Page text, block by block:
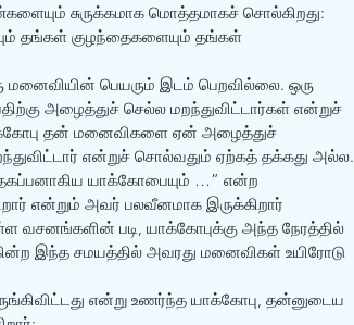
சுருக்கமாக மொத்தமாகச் சொல்கிறது:
தங்கள் குழந்தைகளையும் தங்கள்
மனைவியின் பெயரும் இடம் பெறவில்லை. ஒரு
அழைத்துச் செல்ல மறந்துவிட்டார்கள் என்றுச்
தன் மனைவிகளை ஏன் அழைத்துச்
என்றுச் சொல்வதும் ஏற்கத் தக்கது அல்ல.
யாக்கோபையும் …” என்ற
என்றும் அவர் பலவீனமாக இருக்கிறார்
வசனங்களின் படி, யாக்கோபுக்கு அந்த நேரத்தில்
இந்த சமயத்தில் அவரது மனைவிகள் உயிரோடு
என்று உணர்ந்த யாக்கோபு, தன்னுடைய